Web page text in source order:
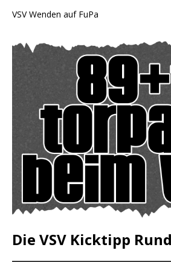
VSV Wenden auf FuPa
Die VSV Kicktipp